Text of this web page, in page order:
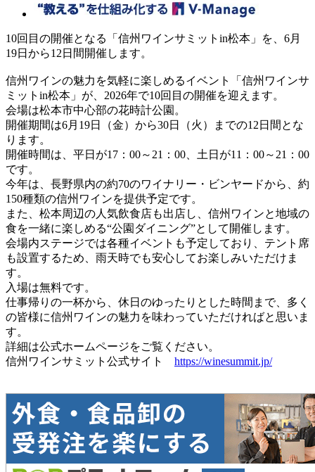
10回目の開催となる「信州ワインサミットin松本」を、6月
19日から12日間開催します。
信州ワインの魅力を気軽に楽しめるイベント「信州ワインサ
ミットin松本」が、2026年で10回目の開催を迎えます。
会場は松本市中心部の花時計公園。
開催期間は6月19日（金）から30日（火）までの12日間とな
ります。
開催時間は、平日が17：00～21：00、土日が11：00～21：00
です。
今年は、長野県内の約70のワイナリー・ビンヤードから、約
150種類の信州ワインを提供予定です。
また、松本周辺の人気飲食店も出店し、信州ワインと地域の
食を一緒に楽しめる“公園ダイニング”として開催します。
会場内ステージでは各種イベントも予定しており、テント席
も設置するため、雨天時でも安心してお楽しみいただけま
す。
入場は無料です。
仕事帰りの一杯から、休日のゆったりとした時間まで、多く
の皆様に信州ワインの魅力を味わっていただければと思いま
す。
詳細は公式ホームページをご覧ください。
信州ワインサミット公式サイト https://winesummit.jp/